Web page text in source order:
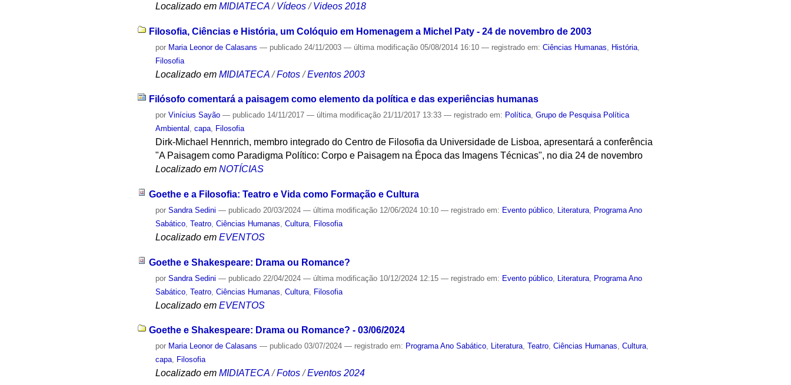
Localizado em MIDIATECA /Vídeos /Videos 2018
Filosofia, Ciências e História, um Colóquio em Homenagem a Michel Paty - 24 de novembro de 2003
por Maria Leonor de Calasans — publicado 24/11/2003— última modificação 05/08/2014 16:10— registrado em:Ciências Humanas História
Filosofia
Localizado em MIDIATECA /Fotos /Eventos 2003
Filósofo comentará a paisagem como elemento da política e das experiências humanas
porVinícius Sayão — publicado 14/11/2017— última modificação 21/11/2017 13:33— registrado em: Política,Grupo de Pesquisa Política
Ambiental ,capa, Filosofia
Dirk-Michael Hennrich, membro integrado do Centro de Filosofia da Universidade de Lisboa, apresentará a conferência
"A Paisagem como Paradigma Político: Corpo e Paisagem na Época das Imagens Técnicas", no dia 24 de novembro
Localizado em NOTÍCIAS
Goethe e a Filosofia: Teatro e Vida como Formação e Cultura
porSandra Sedini — publicado 20/03/2024— última modificação 12/06/2024 10:10— registrado em: Evento público Literatura
Programa Ano
Sabático ,Teatro ,Ciências Humanas ,Cultura Filosofia
Localizado em EVENTOS
Goethe e Shakespeare: Drama ou Romance?
porSandra Sedini — publicado 22/04/2024— última modificação 10/12/2024 12:15— registrado em: Evento público Literatura Programa Ano
Sabático ,Teatro ,Ciências Humanas ,Cultura Filosofia
Localizado em EVENTOS
Goethe e Shakespeare: Drama ou Romance? - 03/06/2024
por Maria Leonor de Calasans — publicado 03/07/2024— registrado em: Programa Ano Sabático, Literatura,Teatro,Ciências Humanas,Cultura,
capa, Filosofia
Localizado em MIDIATECA /Fotos /Eventos 2024